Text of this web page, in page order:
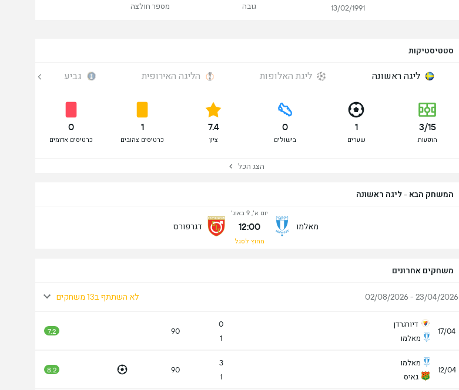
13/02/1991 גובה מספר חולצה
סטטיסטיקות
ליגה ראשונה ליגת האלופות הליגה האירופית גביע
3/15
הופעות
1
שערים
0
בישולים
7.4
ציון
1
כרטיסים צהובים
0
כרטיסים אדומים
הצג הכל
המשחק הבא - ליגה ראשונה
מאלמו
יום א׳, 9 באוג׳
12:00
מחוץ לסגל
דגרפורס
משחקים אחרונים
23/04/2026 - 02/08/2026 לא השתתף ב13 משחקים
17/04
דיורגרדן
מאלמו
0
1
90
7.2
12/04
מאלמו
גאיס
3
1
90
8.2